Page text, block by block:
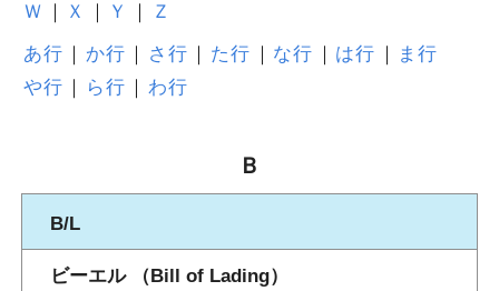
Ｗ
Ｘ Ｙ Ｚ
あ行 か行 さ行 た行 な行 は行
ま行
や行
ら行 わ行
Ｂ
B/L
ビーエル （Bill of Lading）